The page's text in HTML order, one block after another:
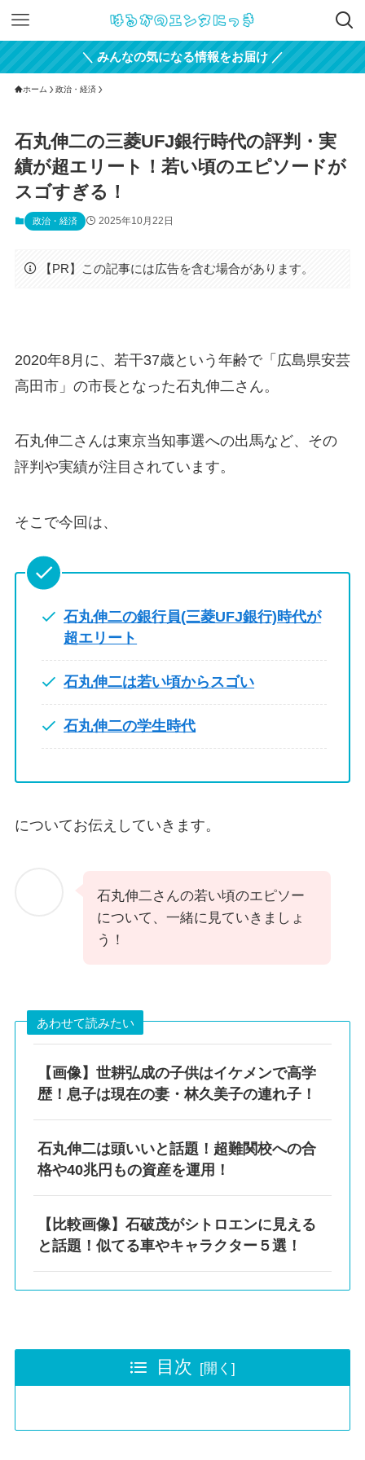
＼ みんなの気になる情報をお届け ／
ホーム 政治・経済
石丸伸二の三菱UFJ銀行時代の評判・実
績が超エリート！若い頃のエピソードが
スゴすぎる！
政治・経済 2025年10月22日
【PR】この記事には広告を含む場合があります。
2020年8月に、若干37歳という年齢で「広島県安芸
高田市」の市長となった石丸伸二さん。
石丸伸二さんは東京当知事選への出馬など、その
評判や実績が注目されています。
そこで今回は、
石丸伸二の銀行員(三菱UFJ銀行)時代が
超エリート
石丸伸二は若い頃からスゴい
石丸伸二の学生時代
についてお伝えしていきます。
石丸伸二さんの若い頃のエピソー
について、一緒に見ていきましょ
う！
あわせて読みたい
【画像】世耕弘成の子供はイケメンで高学
歴！息子は現在の妻・林久美子の連れ子！
石丸伸二は頭いいと話題！超難関校への合
格や40兆円もの資産を運用！
【比較画像】石破茂がシトロエンに見える
と話題！似てる車やキャラクター５選！
目次